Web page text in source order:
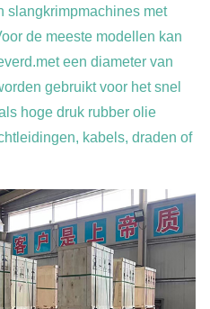
slangkrimpmachines met
de meeste modellen kan
een diameter van
gebruikt voor het snel
hoge druk rubber olie
kabels, draden of